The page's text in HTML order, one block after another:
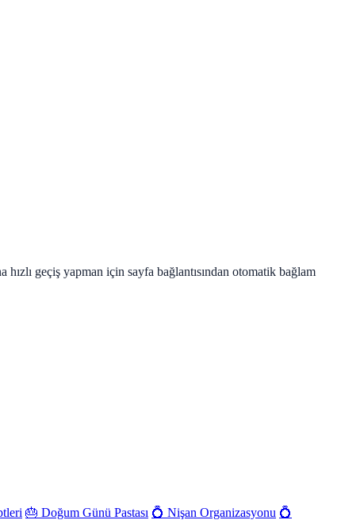
geçiş yapman için sayfa bağlantısından otomatik bağlam
🎂 Doğum Günü Pastası 💍 Nişan Organizasyonu 💍